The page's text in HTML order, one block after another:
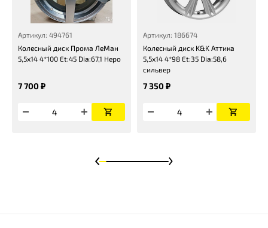
Артикул: 494761
Колесный диск Прома ЛеМан
5,5x14 4*100 Et:45 Dia:67,1 Неро
7 700 ₽
Артикул: 186674
Колесный диск K&K Аттика
5,5x14 4*98 Et:35 Dia:58,6
сильвер
7 350 ₽